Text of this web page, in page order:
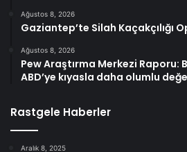
Ağustos 8, 2026
Gaziantep’te Silah Kaçakçılığı
Ağustos 8, 2026
Pew Araştırma Merkezi Raporu:
ABD’ye kıyasla daha olumlu
Rastgele Haberler
Aralık 8, 2025